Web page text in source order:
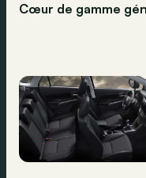
Cœur de gamme